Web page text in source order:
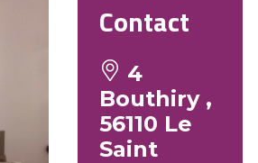
Contact
4
Bouthiry ,
56110 Le
Saint